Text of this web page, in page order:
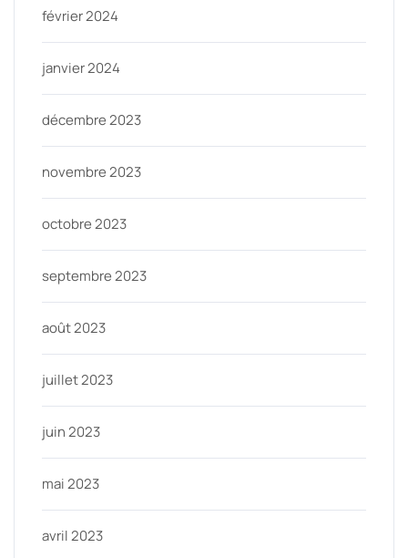
février 2024
janvier 2024
décembre 2023
novembre 2023
octobre 2023
septembre 2023
août 2023
juillet 2023
juin 2023
mai 2023
avril 2023